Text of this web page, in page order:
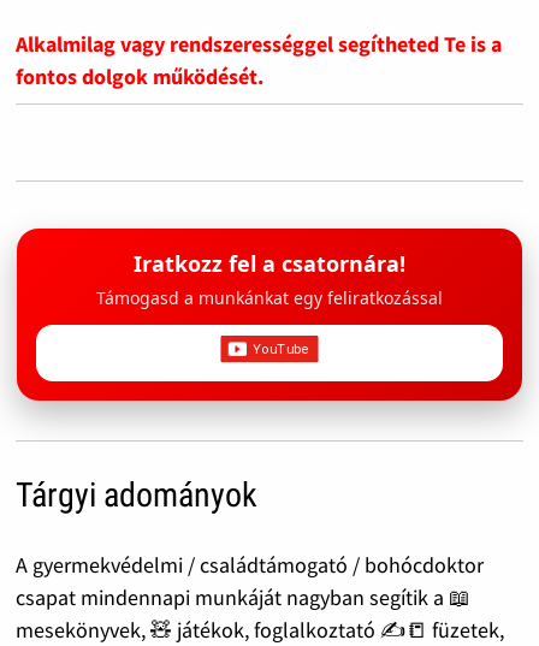
Alkalmilag vagy rendszerességgel segítheted Te is a
fontos dolgok működését.
Iratkozz fel a csatornára!
Támogasd a munkánkat egy feliratkozással
Tárgyi adományok
A gyermekvédelmi / családtámogató / bohócdoktor
csapat mindennapi munkáját nagyban segítik a 📖
mesekönyvek, 🧸 játékok, foglalkoztató ✍️📒 füzetek,